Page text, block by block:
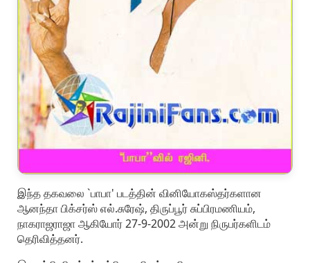
இந்த தகவலை `பாபா' படத்தின் வினியோகஸ்தர்களான
ஆனந்தா பிக்சர்ஸ் எல்.சுரேஷ், திருப்பூர் சுப்பிரமணியம்,
நாகராஜராஜா ஆகியோர் 27-9-2002 அன்று நிருபர்களிடம்
தெரிவித்தனர்.